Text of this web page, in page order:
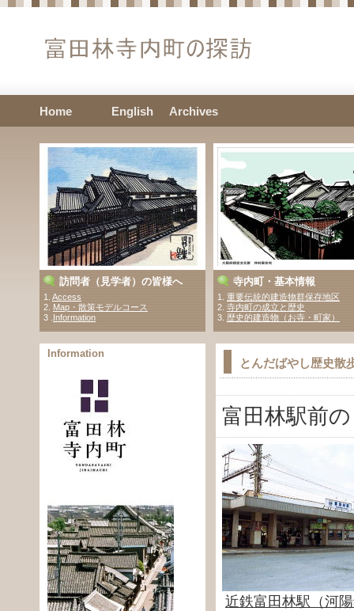
訪問者（見学者）の皆様へ
1. Access
2. Map・散策モデルコース
3 . Information
寺内町・基本情報
1. 重要伝統的建造物群保存地区
2. 寺内町の成立と歴史
3. 歴史的建造物（お寺・町家）
とんだばやし歴史散
富田林駅前
近鉄富田林駅（河
Information
Home English Archives